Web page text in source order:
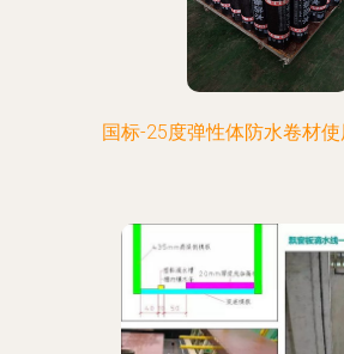
国标-25度弹性体防水卷材